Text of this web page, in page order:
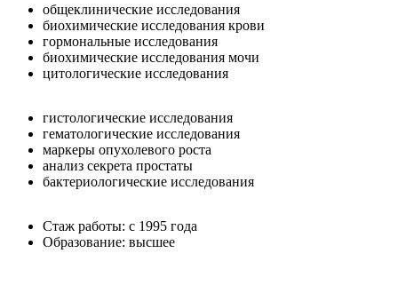
общеклинические исследования
биохимические исследования крови
гормональные исследования
биохимические исследования мочи
цитологические исследования
гистологические исследования
гематологические исследования
маркеры опухолевого роста
анализ секрета простаты
бактериологические исследования
Стаж работы: с 1995 года
Образование: высшее